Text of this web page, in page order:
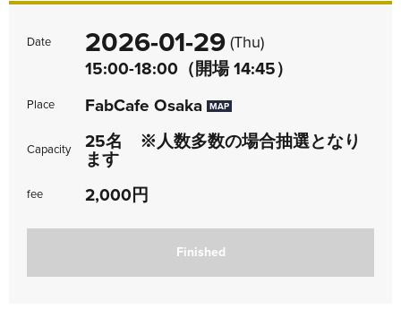
Date 2026-01-29 (Thu)
15:00-18:00（開場 14:45）
Place FabCafe Osaka MAP
Capacity
25名 ※人数多数の場合抽選となり
ます
fee 2,000円
Finished